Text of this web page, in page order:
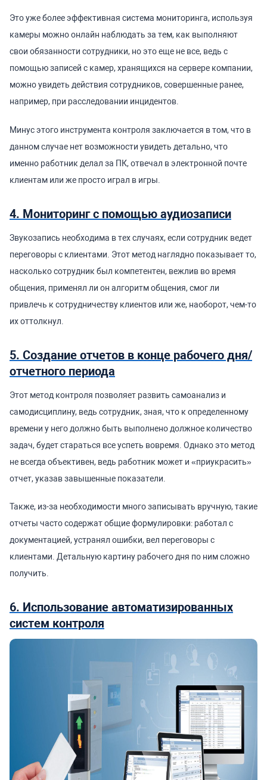
Это уже более эффективная система мониторинга, используя
камеры можно онлайн наблюдать за тем, как выполняют
свои обязанности сотрудники, но это еще не все, ведь с
помощью записей с камер, хранящихся на сервере компании,
можно увидеть действия сотрудников, совершенные ранее,
например, при расследовании инцидентов.
Минус этого инструмента контроля заключается в том, что в
данном случае нет возможности увидеть детально, что
именно работник делал за ПК, отвечал в электронной почте
клиентам или же просто играл в игры.
4. Мониторинг с помощью аудиозаписи
Звукозапись необходима в тех случаях, если сотрудник ведет
переговоры с клиентами. Этот метод наглядно показывает то,
насколько сотрудник был компетентен, вежлив во время
общения, применял ли он алгоритм общения, смог ли
привлечь к сотрудничеству клиентов или же, наоборот, чем-то
их оттолкнул.
5. Создание отчетов в конце рабочего дня/
отчетного периода
Этот метод контроля позволяет развить самоанализ и
самодисциплину, ведь сотрудник, зная, что к определенному
времени у него должно быть выполнено должное количество
задач, будет стараться все успеть вовремя. Однако это метод
не всегда объективен, ведь работник может и «приукрасить»
отчет, указав завышенные показатели.
Также, из-за необходимости много записывать вручную, такие
отчеты часто содержат общие формулировки: работал с
документацией, устранял ошибки, вел переговоры с
клиентами. Детальную картину рабочего дня по ним сложно
получить.
6. Использование автоматизированных
систем контроля